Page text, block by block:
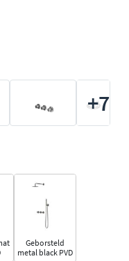
+7
Geborsteld
metal black PVD